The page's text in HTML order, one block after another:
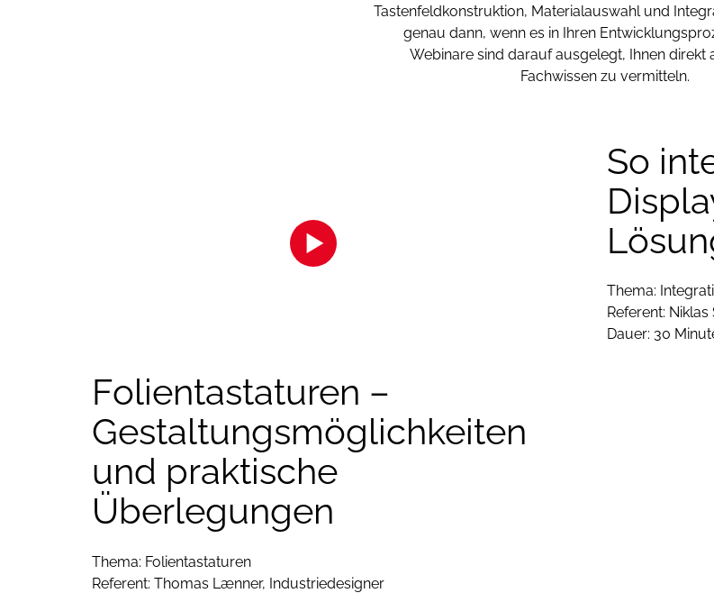
Tastenfeldkonstruktion, Materialauswahl und
genau dann, wenn es in Ihren
Webinare sind darauf ausgelegt, Ihnen direkt
Fachwissen zu vermitteln.
Zur Anzeige des Inhalts akzeptieren Sie bitte
Klicken Sie hier
So
Thema:
Referent:
Dauer: 30
Folientastaturen –
Gestaltungsmöglichkeiten
und praktische
Überlegungen
Thema: Folientastaturen
Referent: Thomas Lænner, Industriedesigner